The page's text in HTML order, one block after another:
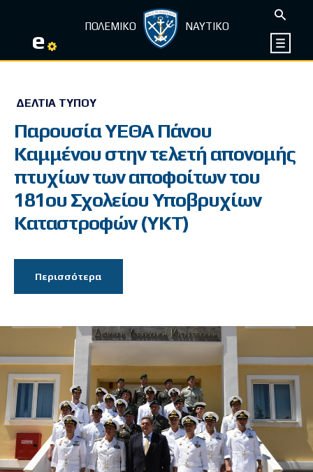
e ΠΟΛΕΜΙΚΟ ΝΑΥΤΙΚΟ
ΔΕΛΤΊΑ ΤΎΠΟΥ
Παρουσία ΥΕΘΑ Πάνου
Καμμένου στην τελετή απονομής
πτυχίων των αποφοίτων του
181ου Σχολείου Υποβρυχίων
Καταστροφών (ΥΚΤ)
Περισσότερα